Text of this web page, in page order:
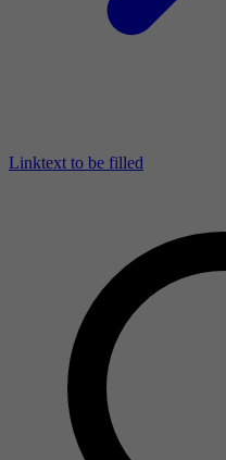
Linktext to be filled